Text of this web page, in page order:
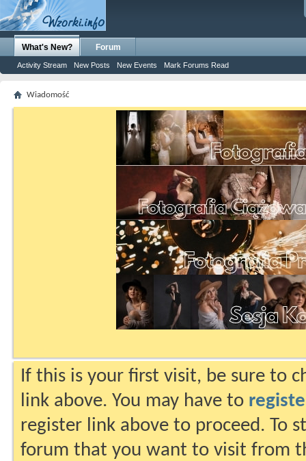
What's New?
Activity Stream New Posts New Events Mark Forums Read
Forum
Wiadomość
If this is your first visit, be sure to
link above. You may have to
register link above to proceed. To
forum that you want to visit from